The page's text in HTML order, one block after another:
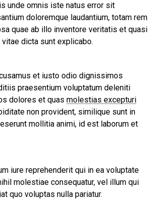
unde omnis iste natus error sit
doloremque laudantium, totam rem
quae ab illo inventore veritatis et quasi
dicta sunt explicabo.
et iusto odio dignissimos
praesentium voluptatum deleniti
dolores et quas molestias excepturi
non provident, similique sunt in
mollitia animi, id est laborum et
iure reprehenderit qui in ea voluptate
molestiae consequatur, vel illum qui
quo voluptas nulla pariatur.